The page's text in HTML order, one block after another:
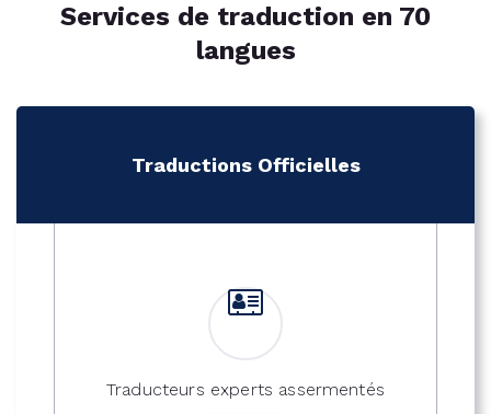
Services de traduction en 70
langues
Traductions Officielles
Traducteurs experts assermentés